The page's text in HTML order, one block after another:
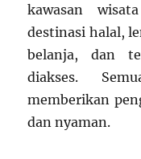
kawasan
destinasi halal,
belanja, dan
diakses.
memberikan
dan nyaman.